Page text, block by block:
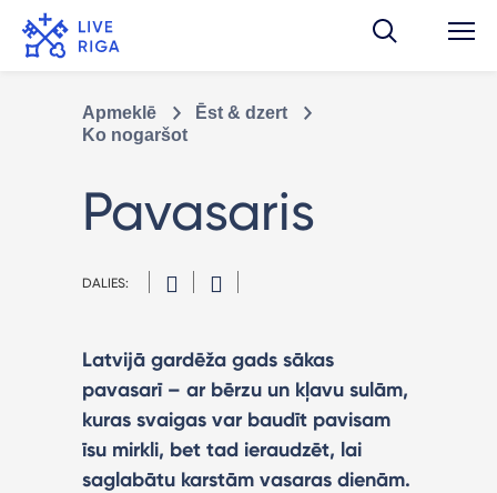
Apmeklē
Ēst & dzert
Ko nogaršot
Pavasaris
DALIES:
Latvijā gardēža gads sākas
pavasarī – ar bērzu un kļavu sulām,
kuras svaigas var baudīt pavisam
īsu mirkli, bet tad ieraudzēt, lai
saglabātu karstām vasaras dienām.